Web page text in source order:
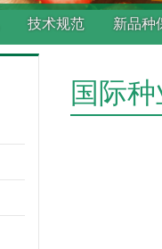
技术规范 新品种
to
top
国际